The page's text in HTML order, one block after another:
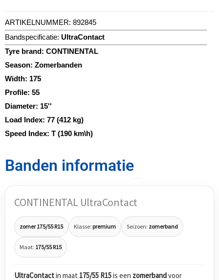
ARTIKELNUMMER: 892845
Bandspecificatie: UltraContact
Tyre brand: CONTINENTAL
Season: Zomerbanden
Width: 175
Profile: 55
Diameter: 15''
Load Index: 77 (412 kg)
Speed Index: T (190 km\h)
Banden informatie
CONTINENTAL UltraContact
zomer 175/55 R15 Klasse: premium Seizoen: zomerband
Maat: 175/55 R15
UltraContactin maat 175/55 R15is een zomerbandvoor